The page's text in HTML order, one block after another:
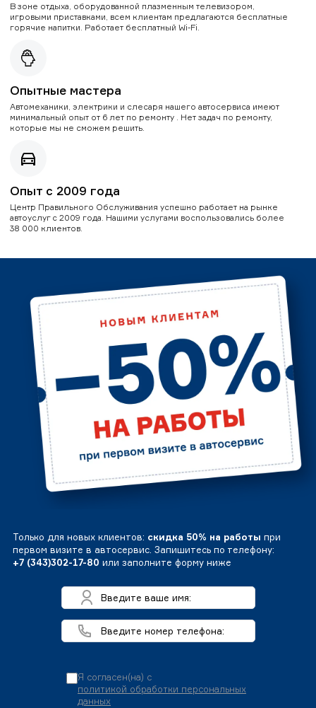
В зоне отдыха, оборудованной плазменным телевизором,
игровыми приставками, всем клиентам предлагаются бесплатные
горячие напитки. Работает бесплатный Wi-Fi.
Опытные мастера
Автомеханики, электрики и слесаря нашего автосервиса имеют
минимальный опыт от 6 лет по ремонту . Нет задач по ремонту,
которые мы не сможем решить.
Опыт с 2009 года
Центр Правильного Обслуживания успешно работает на рынке
автоуслуг с 2009 года. Нашими услугами воспользовались более
38 000 клиентов.
Только для новых клиентов: скидка 50% на работы при
первом визите в автосервис. Запишитесь по телефону:
+7 (343)302-17-80 или заполните форму ниже
Я согласен(на) с
политикой обработки персональных
данных